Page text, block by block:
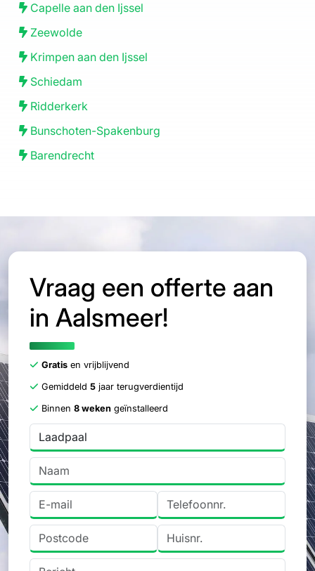
Capelle aan den Ijssel
Zeewolde
Krimpen aan den Ijssel
Schiedam
Ridderkerk
Bunschoten-Spakenburg
Barendrecht
Vraag een offerte aan
in Aalsmeer!
Gratis en vrijblijvend
Gemiddeld 5 jaar terugverdientijd
Binnen 8 weken geïnstalleerd